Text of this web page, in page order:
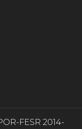
FESR 2014-